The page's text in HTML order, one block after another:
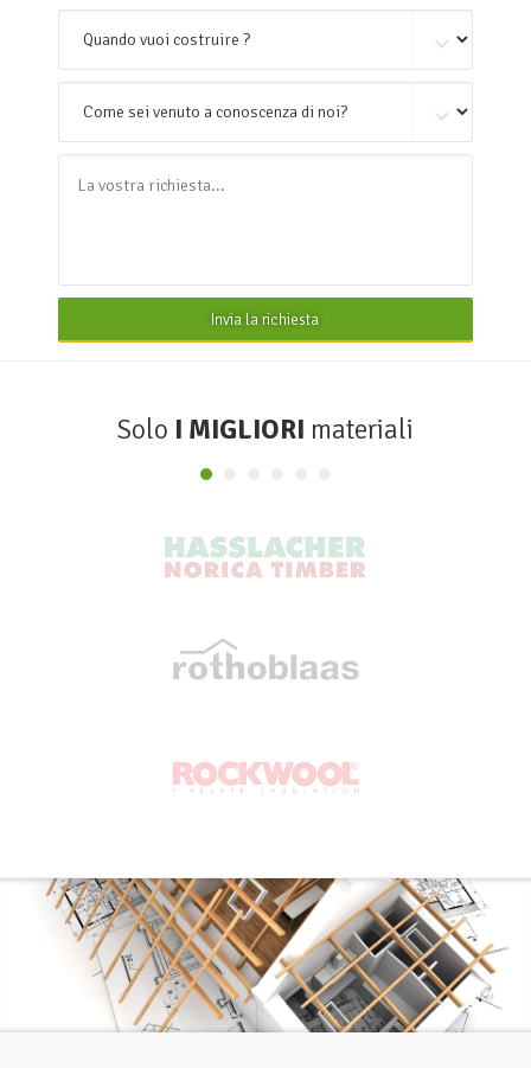
Invia la richiesta
Solo I MIGLIORI materiali